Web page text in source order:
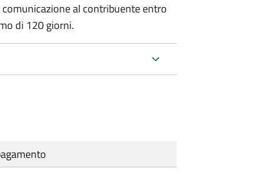
al contribuente entro
di 120 giorni.